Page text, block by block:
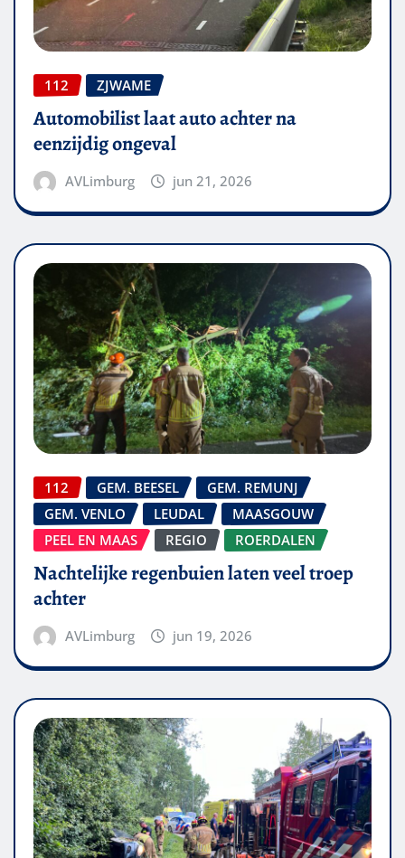
112 ZJWAME
Automobilist laat auto achter na
eenzijdig ongeval
AVLimburg jun 21, 2026
112 GEM. BEESEL
GEM. REMUNJ
GEM. VENLO
LEUDAL
MAASGOUW
PEEL EN MAAS
REGIO ROERDALEN
Nachtelijke regenbuien laten veel troep
achter
AVLimburg jun 19, 2026